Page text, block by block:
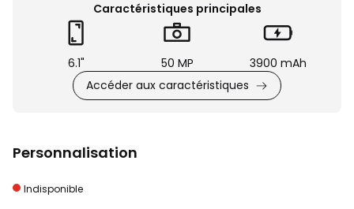
Caractéristiques principales
6.1" 50 MP
3900 mAh
Accéder aux caractéristiques
Personnalisation
Indisponible